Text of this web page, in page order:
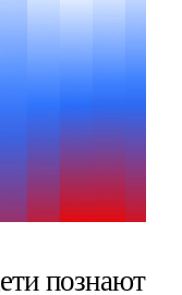
познают